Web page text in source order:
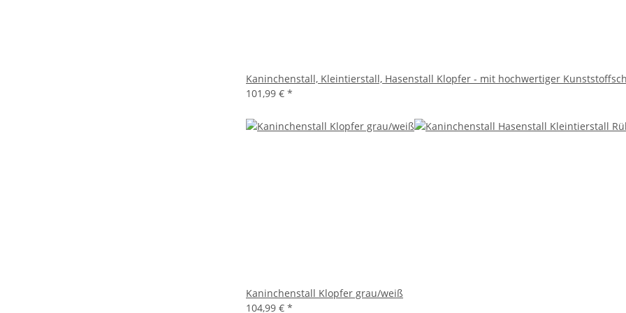
Kaninchenstall, Kleintierstall, Hasenstall Klopfer - mit hochwertiger
101,99 € *
Kaninchenstall Klopfer grau/weiß
104,99 € *